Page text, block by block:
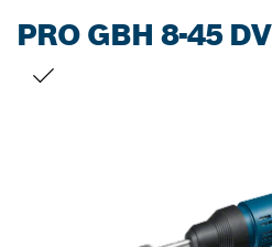
PRO GBH 8-45 DV